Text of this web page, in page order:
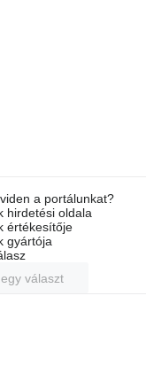
a portálunkat?
hirdetési oldala
értékesítője
gyártója
választ